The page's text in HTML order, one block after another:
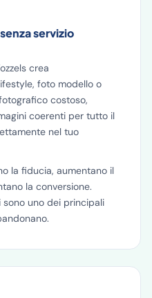
servizio
crea
foto modello o
costoso,
coerenti per tutto il
nel tuo
la fiducia, aumentano il
la conversione.
sono uno dei principali